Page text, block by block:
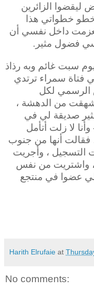
ليقضوا الزائرين
تخطو خطواتي هذا
داخل نفسي أن
فضول مثير.
سبت غائم وبه رذاذ
فتاة سمراء ترتدي
الرسمي لكل
شهقت من الدهشة ،
صديقة لي في
لا زلت أتأمل
فقالت أنها من جنوب
التسجيل ، وأجريت
، واشتريت من نفس
عضوا في منتجع
Harith Elrufaie at
No comments: